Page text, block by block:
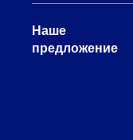
Наше
предложение